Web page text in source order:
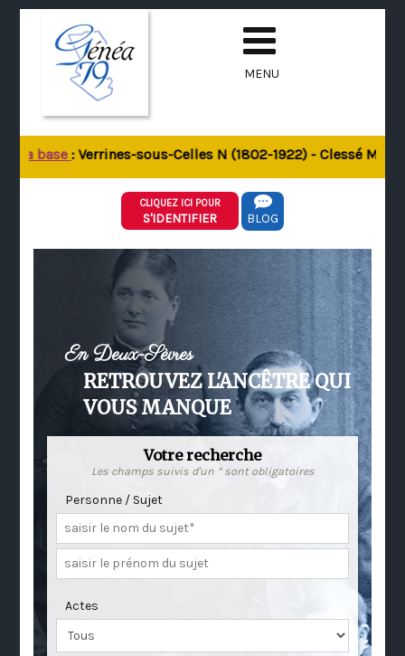
MENU
la base: Verrines-sous-Celles N (1802-1922) - Clessé M
CLIQUEZ ICI POUR
S'IDENTIFIER BLOG
En Deux-Sèvres
RETROUVEZ L'ANCÊTRE QUI
VOUS MANQUE
Votre recherche
Les champs suivis d'un * sont obligatoires
Personne / Sujet
Actes